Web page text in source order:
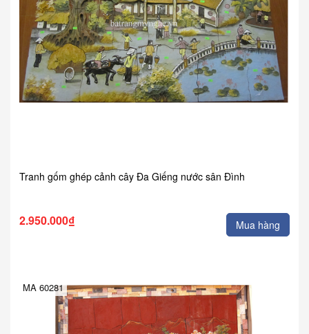
Tranh gốm ghép cảnh cây Đa Giếng nước sân Đình
2.950.000₫ Mua hàng
MA 60281